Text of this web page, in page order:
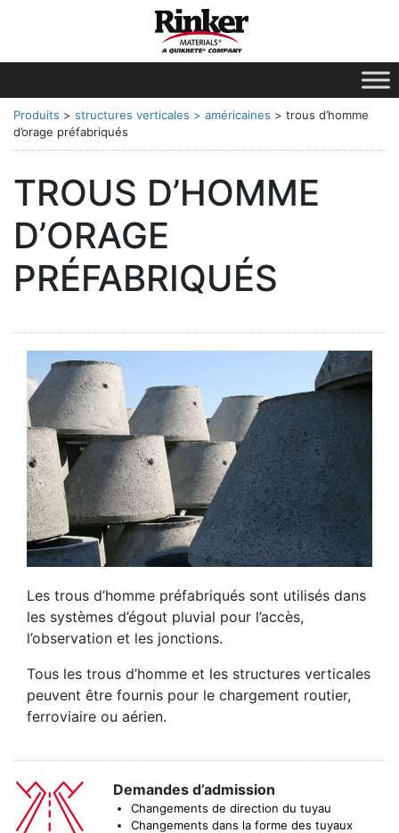
Produits > structures verticales > américaines > trous d’homme
d’orage préfabriqués
TROUS D’HOMME
D’ORAGE
PRÉFABRIQUÉS
Les trous d’homme préfabriqués sont utilisés dans
les systèmes d’égout pluvial pour l’accès,
l’observation et les jonctions.
Tous les trous d’homme et les structures verticales
peuvent être fournis pour le chargement routier,
ferroviaire ou aérien.
Demandes d’admission
Changements de direction du tuyau
Changements dans la forme des tuyaux